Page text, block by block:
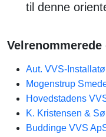
til denne
Aut. VVS-
Mogenstrup
Hovedstadens
K. Kristensen &
Buddinge VVS